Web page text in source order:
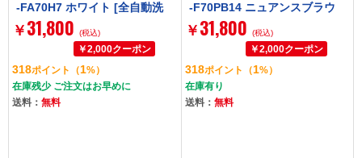
-FA70H7 ホワイト [全自動洗
濯機 (7.0kg)] [2019～2020年
製]
￥ 31,800 (税込)
318ポイント （1%）
在庫残少 ご注文はお早めに
送料：無料
-F70PB14 ニュアンスブラウ
ン Fシリーズ [全自動洗濯機
(7.0kg)] [2020～2021年製]
￥ 31,800 (税込)
318ポイント （1%）
在庫有り
送料： 無料